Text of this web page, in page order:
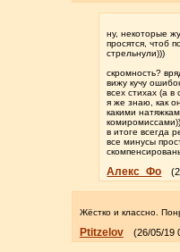
ну, некоторые
просятся, чтоб
стрельнули)))
скромность?
вижу кучу
всех стихах (а
я же знаю, как
какими
комиромиссами))
в итоге всегда
все минусы
Алекс_Фо
Жёстко и классно.
Ptitzelov (26/05/19